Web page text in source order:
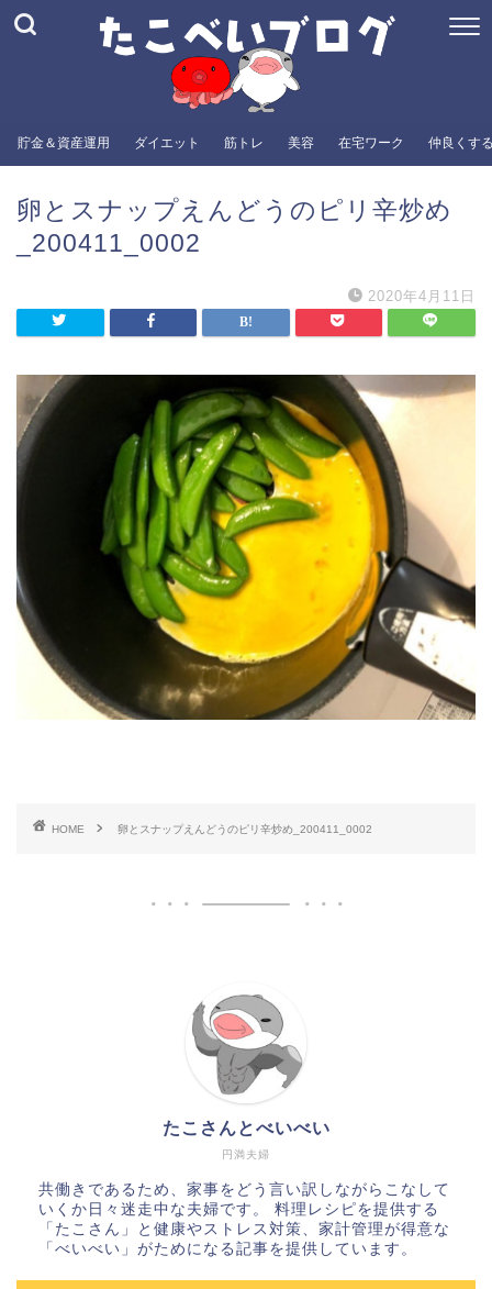
貯金＆資産運用 ダイエット 筋トレ 美容 在宅ワーク 仲良くす
卵とスナップえんどうのピリ辛炒め
_200411_0002
2020年4月11日
HOME 卵とスナップえんどうのピリ辛炒め_200411_0002
円満夫婦
たこさんとべいべい
共働きであるため、家事をどう言い訳しながらこなして
いくか日々迷走中な夫婦です。 料理レシピを提供する
「たこさん」と健康やストレス対策、家計管理が得意な
「べいべい」がためになる記事を提供しています。